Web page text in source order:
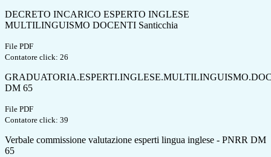
DECRETO INCARICO ESPERTO INGLESE
MULTILINGUISMO DOCENTI Santicchia
File PDF
Contatore click: 26
DM 65
File PDF
Contatore click: 39
Verbale commissione valutazione esperti lingua inglese - PNRR DM
65